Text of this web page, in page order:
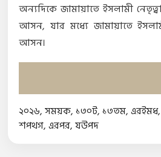
অন্যদিকে জামায়াতে ইসলামী
আসন, যার মধ্যে জামায়াতে
আসন।
২০২৬,সময়ক,১৩০ট,১৩তম,এরইমধ,
শপথগ,এরপর,যউপদ